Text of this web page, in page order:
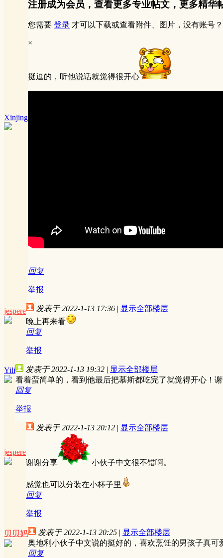
Xinjing
注册成为会员，查看更多专业帖文，更多精华
您需要 登录 才可以下载或查看附件、图片，没有账号
×
挺逗的，听他说话就觉得很开心
回复
举报
jespere 发表于 2022-1-13 17:36 | 显示全部楼层
晚上再来看
回复
举报
Yili 发表于 2022-1-13 19:32 | 显示全部楼层
看着蛮简单的，看到他最后把慕斯都吃完了就觉得开心！
回复
举报
jespere
发表于 2022-1-13 20:12 | 显示全部楼层
谢谢分享 小伙子中文很不错啊。
感觉也可以分装在小杯子里
回复
举报
贝贝妈 发表于 2022-1-13 20:25 | 显示全部楼层
奥地利小伙子中文说的挺好的，喜欢烹饪的男孩子真可
回复